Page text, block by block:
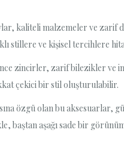
kaliteli malzemeler ve
stillere ve kişisel tercihlere
zincirler, zarif bilezikler ve
çekici bir stil oluşturulabilir.
özgü olan bu aksesuarlar,
baştan aşağı sade bir